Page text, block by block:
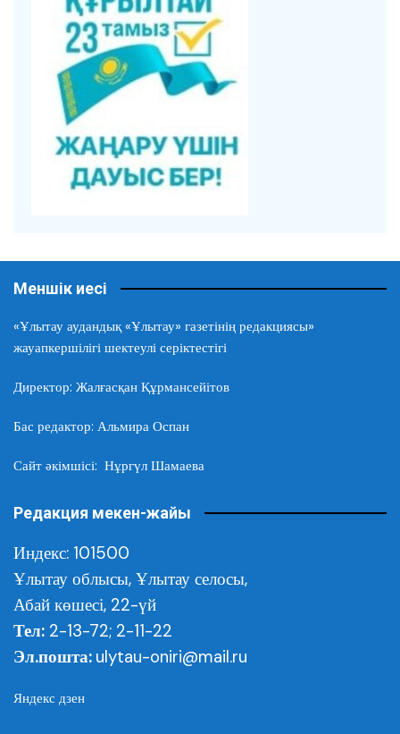
Меншік иесі
«Ұлытау аудандық «Ұлытау» газетінің редакциясы»
жауапкершілігі шектеулі серіктестігі
Директор: Жалғасқан Құрмансейітов
Бас редактор: Альмира Оспан
Сайт әкімшісі: Нұргүл Шамаева
Редакция мекен-жайы
Индекс: 101500
Ұлытау облысы, Ұлытау селосы,
Абай көшесі, 22-үй
Тел: 2-13-72; 2-11-22
Эл.пошта: ulytau-oniri@mail.ru
Яндекс дзен